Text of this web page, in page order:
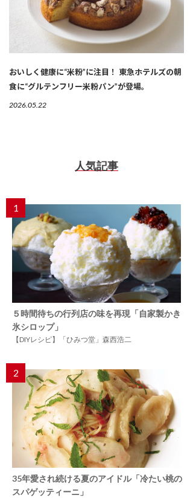
おいしく健康に“米粉”に注目！ 東急ホテルズの朝
食に“グルテンフリー米粉パン”が登場。
2026.05.22
人気記事
1
５時間待ちの行列店の味を再現「自家製かき
氷シロップ」
【DIYレシピ】「ひみつ堂」森西浩二
2
35年愛され続ける夏のアイドル「冷たい桃の
スパゲッティーニ」